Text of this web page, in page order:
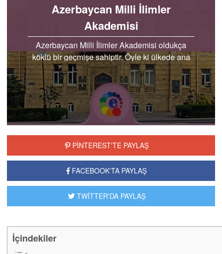
Azerbaycan Milli İlimler
Akademisi
Azerbaycan Milli İlimler Akademisi oldukça
köklü bir geçmişe sahiptir. Öyle ki ülkede ana
bilimsel kurum olarak anılmaktadır. Ülkenin
baş...
PİNTEREST'TE PAYLAŞ
FACEBOOK'TA PAYLAŞ
TWİTTER'DA PAYLAŞ
İçindekiler